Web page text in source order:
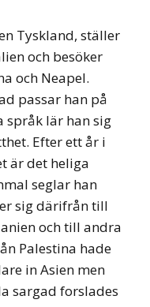
Tyskland, ställer
och besöker
och Neapel.
passar han på
språk lär han sig
Efter ett år i
är det heliga
seglar han
sig därifrån till
och till andra
Palestina hade
in Asien men
sargad forslades